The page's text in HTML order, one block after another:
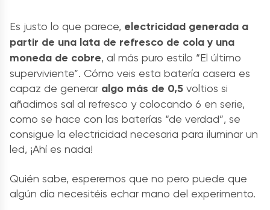
Es justo lo que parece, electricidad generada a
partir de una lata de refresco de cola y una
moneda de cobre, al más puro estilo “El último
superviviente”. Cómo veis esta batería casera es
capaz de generar algo más de 0,5 voltios si
añadimos sal al refresco y colocando 6 en serie,
como se hace con las baterías “de verdad”, se
consigue la electricidad necesaria para iluminar un
led, ¡Ahí es nada!
Quién sabe, esperemos que no pero puede que
algún día necesitéis echar mano del experimento.